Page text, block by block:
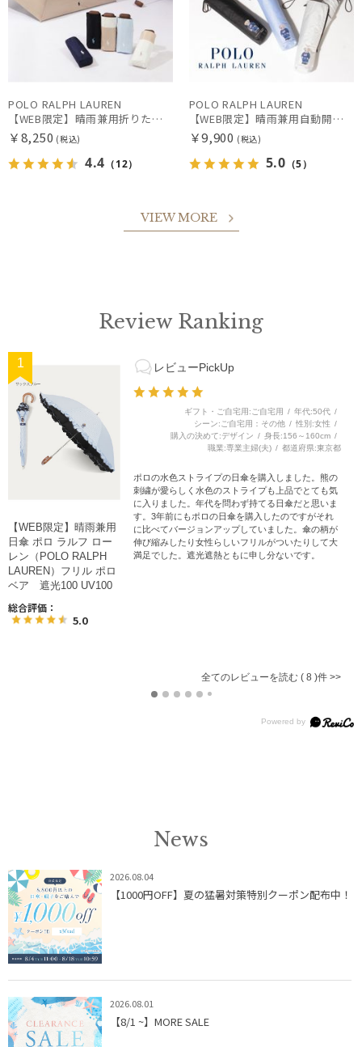
POLO RALPH LAUREN
【WEB限定】晴雨兼用折りたたみ日傘 ポロ ラルフ ローレン ポロポニー刺繍 POLO BEAR 雨の日OK 遮光100% 遮熱 簡単開閉 UV100% 晴雨兼用
￥8,250 (税込)
4.4 （12）
POLO RALPH LAUREN
【WEB限定】晴雨兼用自動開閉日傘 ポロ ラルフ ローレン（POLO RALPH LAUREN）ベア 遮光100 UV100 ワンタッチ開閉
￥9,900 (税込)
5.0 （5）
VIEW MORE
Review Ranking
1
【WEB限定】晴雨兼用
日傘 ポロ ラルフ ロー
レン（POLO RALPH
LAUREN）フリル ポロ
ベア 遮光100 UV100
総合評価：
5.0
レビューPickUp
ギフト・ご自宅用 ご自宅用 年代 50代
シーン ご自宅用：その他 性別 女性
購入の決めて デザイン 身長 156～160cm
職業 専業主婦(夫) 都道府県 東京都
ポロの水色ストライプの日傘を購入しました。熊の
刺繍が愛らしく水色のストライプも上品でとても気
に入りました。年代を問わず持てる日傘だと思いま
す。3年前にもポロの日傘を購入したのですがそれ
に比べてバージョンアップしていました。傘の柄が
伸び縮みしたり女性らしいフリルがついたりして大
満足でした。遮光遮熱ともに申し分ないです。
全てのレビューを読む 8
News
2026.08.04
【1000円OFF】夏の猛暑対策特別クーポン配布中！
2026.08.01
【8/1 ~】MORE SALE